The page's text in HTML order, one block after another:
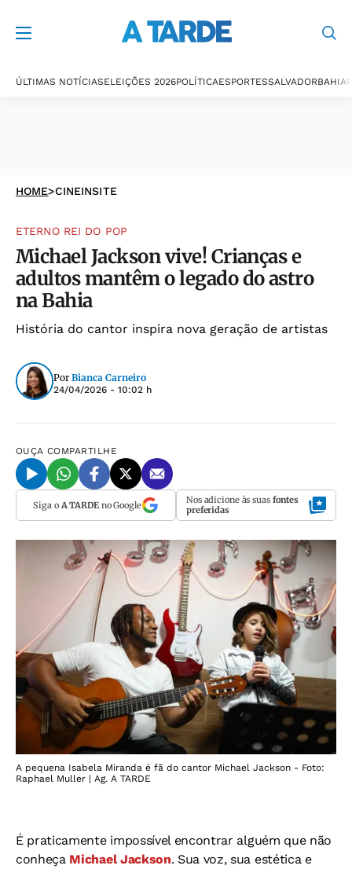
ÚLTIMAS NOTÍCIASELEIÇÕES 2026POLÍTICAESPORTESSALVADORBAHIA
HOME>CINEINSITE
ETERNO REI DO POP
Michael Jackson vive! Crianças e
adultos mantêm o legado do astro
na Bahia
História do cantor inspira nova geração de artistas
Por Bianca Carneiro
24/04/2026 - 10:02 h
OUÇA COMPARTILHE
Siga o A TARDEno Google Nos adicione às suas fontes
preferidas
A pequena Isabela Miranda é fã do cantor Michael Jackson - Foto:
Raphael Muller | Ag. A TARDE
É praticamente impossível encontrar alguém que não
conheça Michael Jackson. Sua voz, sua estética e